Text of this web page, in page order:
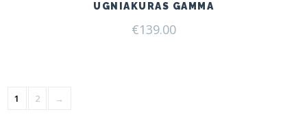
UGNIAKURAS GAMMA
€139.00
1 2 →